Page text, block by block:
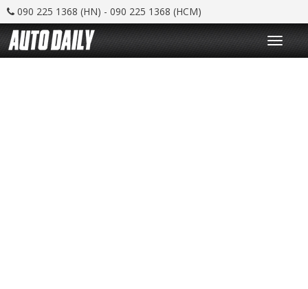
090 225 1368 (HN) - 090 225 1368 (HCM)
T
o
g